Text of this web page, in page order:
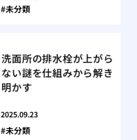
未分類
洗面所の排水栓が上がら
ない謎を仕組みから解き
明かす
2025.09.23
未分類